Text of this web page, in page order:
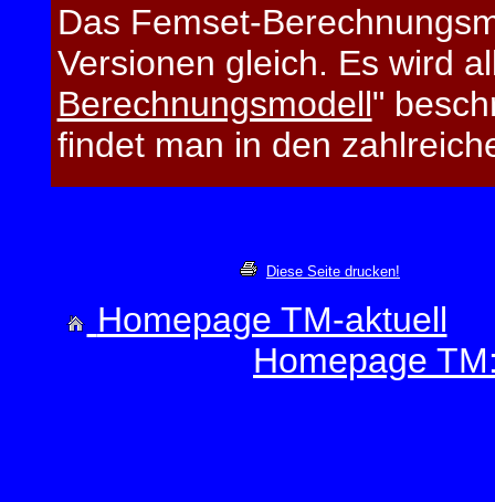
Das Femset-
Versionen gleich. Es wird
Berechnungsmodell"
findet man in den
Diese Seite drucken!
Homepage TM-aktuell
Homepage